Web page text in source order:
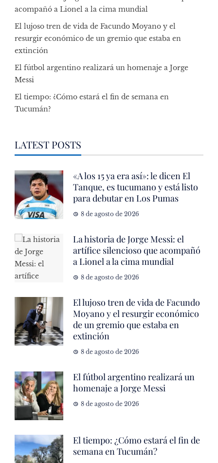
acompañó a Lionel a la cima mundial
El lujoso tren de vida de Facundo Moyano y el
resurgir económico de un gremio que estaba en
extinción
El fútbol argentino realizará un homenaje a Jorge
Messi
El tiempo: ¿Cómo estará el fin de semana en
Tucumán?
LATEST POSTS
«A los 15 ya era así»: le dicen El
Tanque, es tucumano y está listo
para debutar en Los Pumas
8 de agosto de 2026
La historia de Jorge Messi: el
artífice silencioso que acompañó
a Lionel a la cima mundial
8 de agosto de 2026
El lujoso tren de vida de Facundo
Moyano y el resurgir económico
de un gremio que estaba en
extinción
8 de agosto de 2026
El fútbol argentino realizará un
homenaje a Jorge Messi
8 de agosto de 2026
El tiempo: ¿Cómo estará el fin de
semana en Tucumán?